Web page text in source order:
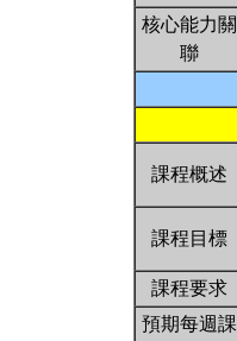
核心能力關
聯
課程概述
課程目標
課程要求
預期每週課